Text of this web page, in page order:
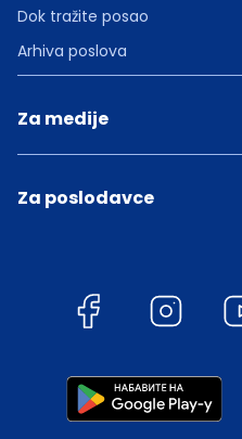
Dok tražite posao
Arhiva poslova
Za medije
Za poslodavce